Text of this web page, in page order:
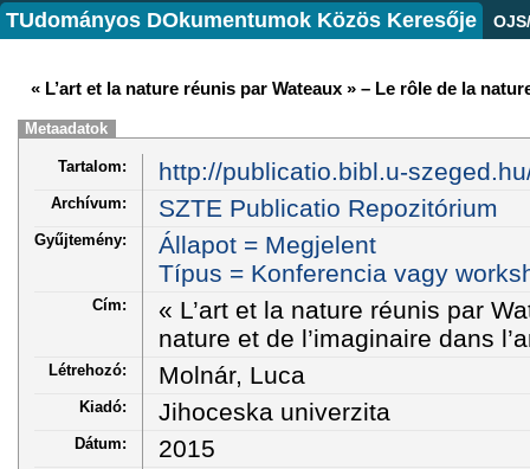
TUdományos DOkumentumok Közös Keresője
« L’art et la nature réunis par Wateaux » – Le rôle de la
Metaadatok
Tartalom: http://publicatio.bibl.u-
Archívum: SZTE Publicatio Repozitórium
Gyűjtemény:
Állapot = Megjelent
Típus = Konferencia vagy
Cím:
« L’art et la nature réunis par
nature et de l’imaginaire dans
Létrehozó: Molnár, Luca
Kiadó: Jihoceska univerzita
Dátum: 2015